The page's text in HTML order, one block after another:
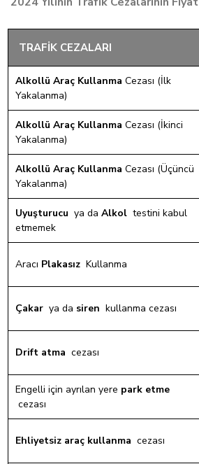
TRAFİK CEZALARI
Alkollü Araç Kullanma Cezası (İlk
Yakalanma)
Alkollü Araç Kullanma Cezası (İkinci
Yakalanma)
Alkollü Araç Kullanma Cezası (Üçüncü
Yakalanma)
Uyuşturucuya daAlkoltestini kabul
etmemek
Aracı PlakasızKullanma
Çakarya da sirenkullanma cezası
Drift atmacezası
Engelli için ayrılan yere park etme
cezası
Ehliyetsiz araç kullanmacezası